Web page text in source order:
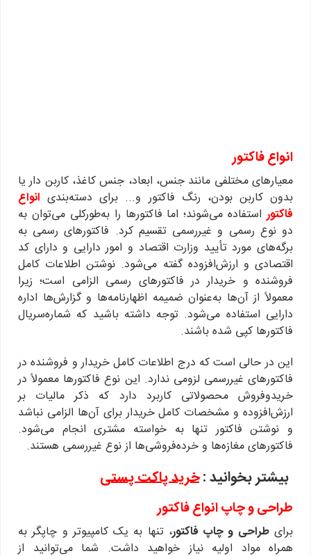
انواع فاکتور
معیارهای مختلفی مانند جنس، ابعاد، جنس کاغذ، کاربن دار یا
بدون کاربن بودن، رنگ فاکتور و... برای دسته‌بندی انواع
فاکتوراستفاده می‌شوند؛ اما فاکتورها را به‌طورکلی می‌توان به
دو نوع رسمی و غیررسمی تقسیم کرد. فاکتورهای رسمی به
برگه‌های مورد تأیید وزارت اقتصاد و امور دارایی و دارای کد
اقتصادی و ارزش‌افزوده گفته می‌شود. نوشتن اطلاعات کامل
فروشنده و خریدار در فاکتورهای رسمی الزامی است؛ زیرا
معمولاً از آن‌ها به‌عنوان ضمیمه اظهارنامه‌ها و گزارش‌ها اداره
دارایی استفاده می‌شود. توجه داشته باشید که شماره‌سریال
فاکتورها کپی شده باشند.
این در حالی است که درج اطلاعات کامل خریدار و فروشنده در
فاکتورهای غیررسمی لزومی ندارد. این نوع فاکتورها معمولاً در
خریدوفروش محصولاتی کاربرد دارد که ذکر مالیات بر
ارزش‌افزوده و مشخصات کامل خریدار برای آن‌ها الزامی نباشد
و نوشتن فاکتور تنها به خواسته مشتری انجام می‌شود.
فاکتورهای مغازه‌ها و خرده‌فروشی‌ها از نوع غیررسمی هستند.
بیشتر بخوانید :خرید پاکت پستی
طراحی و چاپ انواع فاکتور
برایطراحی و چاپ فاکتور، تنها به یک کامپیوتر و چاپگر به
همراه مواد اولیه نیاز خواهید داشت. شما می‌توانید از